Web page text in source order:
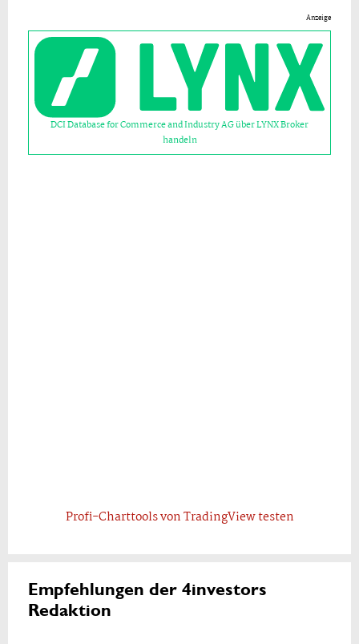
Anzeige
DCI Database for Commerce and Industry AG über LYNX Broker
handeln
Profi-Charttools von TradingView testen
Empfehlungen der 4investors
Redaktion